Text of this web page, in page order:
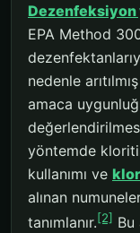
EPA Method
nedenle
amaca
yöntemde
kullanımı ve
alınan
tanımlanır.[2] Bu